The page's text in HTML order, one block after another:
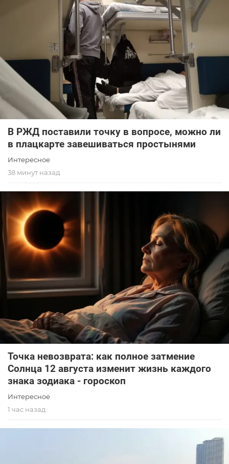
В РЖД поставили точку в вопросе, можно ли
в плацкарте завешиваться простынями
Интересное
38 минут назад
Точка невозврата: как полное затмение
Солнца 12 августа изменит жизнь каждого
знака зодиака - гороскоп
Интересное
1 час назад